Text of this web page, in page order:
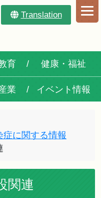
Translation
育 健康・福祉
業 イベント情報
症に関する情報
関連